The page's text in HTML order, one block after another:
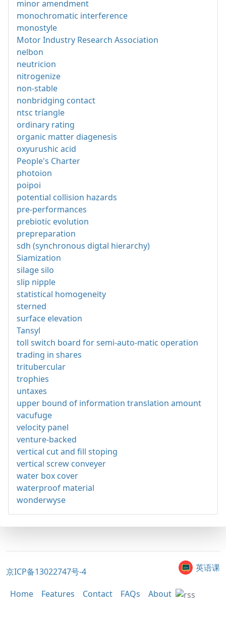
minor amendment
monochromatic interference
monostyle
Motor Industry Research Association
nelbon
neutricion
nitrogenize
non-stable
nonbridging contact
ntsc triangle
ordinary rating
organic matter diagenesis
oxyurushic acid
People's Charter
photoion
poipoi
potential collision hazards
pre-performances
prebiotic evolution
prepreparation
sdh (synchronous digtal hierarchy)
Siamization
silage silo
slip nipple
statistical homogeneity
sterned
surface elevation
Tansyl
toll switch board for semi-auto-matic operation
trading in shares
tritubercular
trophies
untaxes
upper bound of information translation amount
vacufuge
velocity panel
venture-backed
vertical cut and fill stoping
vertical screw conveyer
water box cover
waterproof material
wonderwyse
京ICP备13022747号-4 英语课
Home Features Contact FAQs About